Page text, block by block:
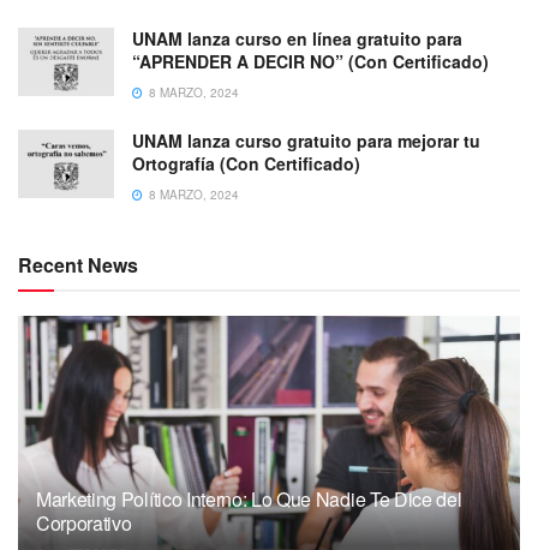
UNAM lanza curso en línea gratuito para
“APRENDER A DECIR NO” (Con Certificado)
8 MARZO, 2024
UNAM lanza curso gratuito para mejorar tu
Ortografía (Con Certificado)
8 MARZO, 2024
Recent News
Marketing Político Interno: Lo Que Nadie Te Dice del
Corporativo